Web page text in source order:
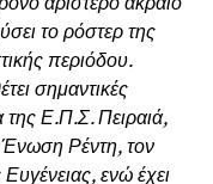
το ρόστερ της
περιόδου.
σημαντικές
Ε.Π.Σ. Πειραιά,
Ένωση Ρέντη, τον
ενώ έχει